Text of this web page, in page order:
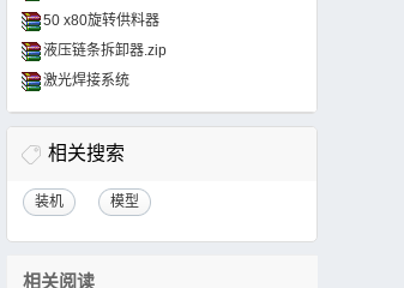
50 x80旋转供料器
液压链条拆卸器.zip
激光焊接系统
相关搜索
装机 模型
相关阅读